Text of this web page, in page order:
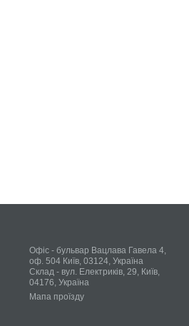
Офіс - бульвар Вацлава Гавела 4,
оф. 504 Київ, 03124, Україна
Склад - вул. Електриків, 29, Київ,
04176, Україна
Мапа проїзду